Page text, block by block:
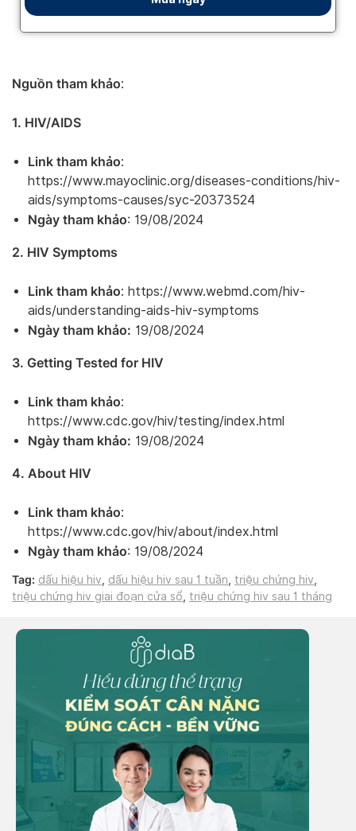
Nguồn tham khảo:
1. HIV/AIDS
Link tham khảo:
https://www.mayoclinic.org/diseases-conditions/hiv-
aids/symptoms-causes/syc-20373524
Ngày tham khảo: 19/08/2024
2. HIV Symptoms
Link tham khảo: https://www.webmd.com/hiv-
aids/understanding-aids-hiv-symptoms
Ngày tham khảo: 19/08/2024
3. Getting Tested for HIV
Link tham khảo:
https://www.cdc.gov/hiv/testing/index.html
Ngày tham khảo: 19/08/2024
4. About HIV
Link tham khảo:
https://www.cdc.gov/hiv/about/index.html
Ngày tham khảo: 19/08/2024
Tag: dấu hiệu hiv, dấu hiệu hiv sau 1 tuần, triệu chứng hiv,
triệu chứng hiv giai đoạn cửa sổ, triệu chứng hiv sau 1 tháng